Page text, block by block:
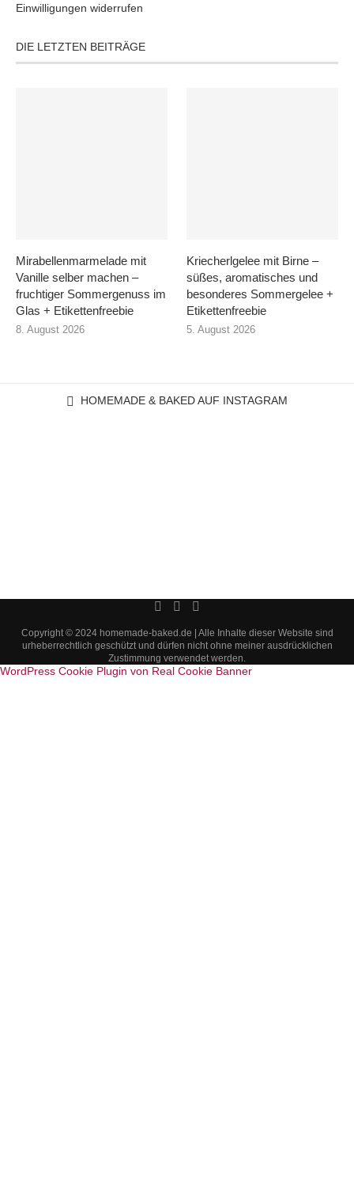
Einwilligungen widerrufen
DIE LETZTEN BEITRÄGE
Mirabellenmarmelade mit
Vanille selber machen –
fruchtiger Sommergenuss im
Glas + Etikettenfreebie
8. August 2026
Kriecherlgelee mit Birne –
süßes, aromatisches und
besonderes Sommergelee +
Etikettenfreebie
5. August 2026
HOMEMADE & BAKED AUF INSTAGRAM
Copyright © 2024 homemade-baked.de | Alle Inhalte dieser Website sind
urheberrechtlich geschützt und dürfen nicht ohne meiner ausdrücklichen
Zustimmung verwendet werden.
WordPress Cookie Plugin von Real Cookie Banner